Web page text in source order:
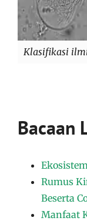
Klasifikasi
Bacaan
Ekosistem
Rumus
Beserta
Manfaat